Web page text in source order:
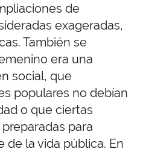
de
exageradas,
También se
era una
social, que
populares no debían
o que ciertas
para
la vida pública. En